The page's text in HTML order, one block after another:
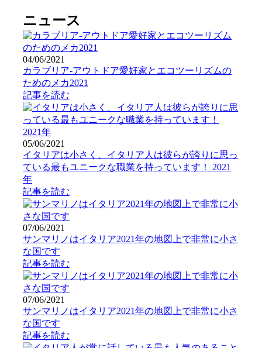
ニュース
04/06/2021
カラブリア-アウトドア愛好家とエコツーリズムの
ためのメカ2021
記事を読む
05/06/2021
イタリアは小さく、イタリア人は彼らが誇りに思っ
ている最もユニークな職業を持っています！ 2021
年
記事を読む
07/06/2021
サンマリノはイタリア2021年の地図上で非常に小さ
な国です
記事を読む
07/06/2021
サンマリノはイタリア2021年の地図上で非常に小さ
な国です
記事を読む